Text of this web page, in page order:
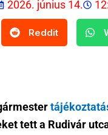
2026. június 14.
Reddit
tett a Rudivár